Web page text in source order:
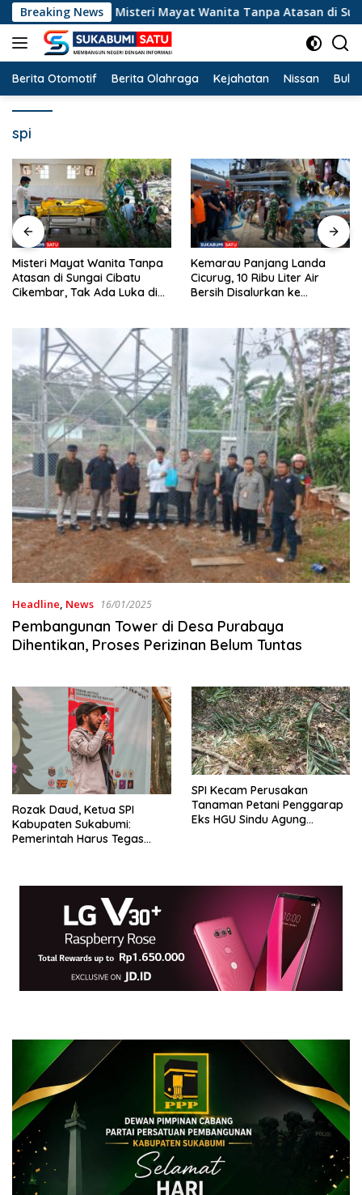
Langsung
ke
konten
Breaking NewsMisteri Mayat Wanita Tanpa Atasan di Sungai
Berita Otomotif Berita Olahraga Kejahatan Nissan
spi
Misteri Mayat Wanita Tanpa
Atasan di Sungai Cibatu
Cikembar, Tak Ada Luka di
Kemarau Panjang Landa
Cicurug, 10 Ribu Liter Air
Bersih Disalurkan ke
Headline, News 16/01/2025
Pembangunan Tower di Desa Purabaya
Dihentikan, Proses Perizinan Belum Tuntas
Rozak Daud, Ketua SPI
Kabupaten Sukabumi:
Pemerintah Harus Tegas
SPI Kecam Perusakan
Tanaman Petani Penggarap
Eks HGU Sindu Agung